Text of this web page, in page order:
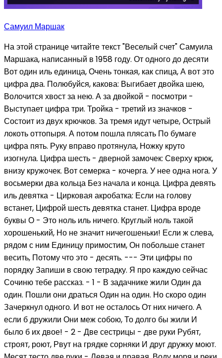
Самуил Маршак
На этой странице читайте текст "Веселый счет" Самуила
Маршака, написанный в 1958 году. От одного до десяти
Вот один иль единица, Очень тонкая, как спица, А вот это
цифра два. Полюбуйся, какова: Выгибает двойка шею,
Волочится хвост за нею. А за двойкой - посмотри -
Выступает цифра три. Тройка - третий из значков -
Состоит из двух крючков. За тремя идут четыре, Острый
локоть оттопыря. А потом пошла плясать По бумаге
цифра пять. Руку вправо протянула, Ножку круто
изогнула. Цифра шесть - дверной замочек: Сверху крюк,
внизу кружочек. Вот семерка - кочерга. У нее одна нога. У
восьмерки два кольца Без начала и конца. Цифра девять
иль девятка - Цирковая акробатка: Если на голову
встанет, Цифрой шесть девятка станет. Цифра вроде
буквы О - Это ноль иль ничего. Круглый ноль такой
хорошенький, Но не значит ничегошеньки! Если ж слева,
рядом с ним Единицу примостим, Он побольше станет
весить, Потому что это - десять. --- Эти цифры по
порядку Запиши в свою тетрадку. Я про каждую сейчас
Сочиню тебе рассказ. - 1 - В задачнике жили Один да
один. Пошли они драться Один на один. Но скоро один
Зачеркнул одного. И вот не осталось От них ничего. А
если б дружили Они меж собою, То долго бы жили И
было б их двое! - 2 - Две сестрицы - две руки Рубят,
строят, роют, Рвут на грядке сорняки И друг дружку моют.